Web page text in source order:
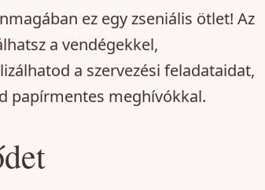
ez egy zseniális ötlet! Az
a vendégekkel,
a szervezési feladataidat,
papírmentes meghívókkal.